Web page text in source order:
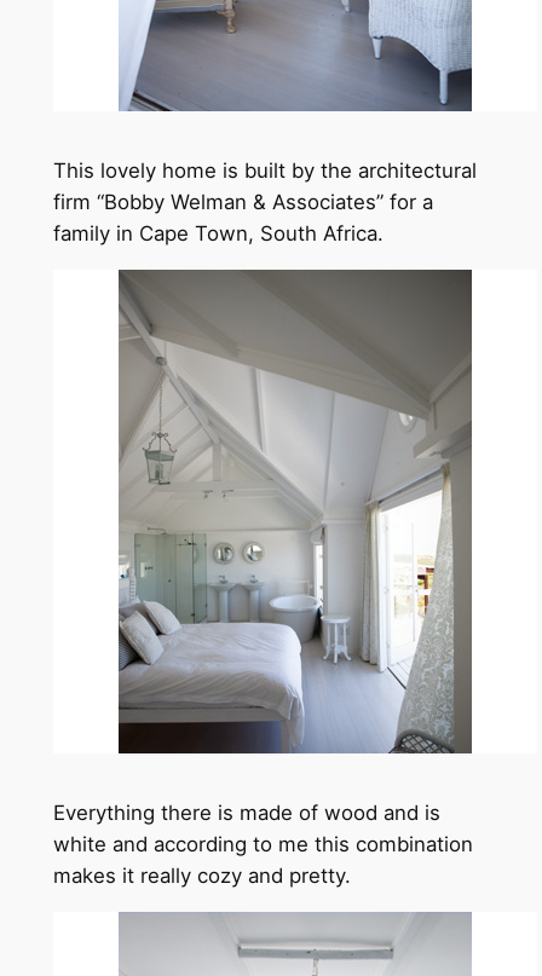
This lovely home is built by the architectural
firm “Bobby Welman & Associates” for a
family in Cape Town, South Africa.
Everything there is made of wood and is
white and according to me this combination
makes it really cozy and pretty.